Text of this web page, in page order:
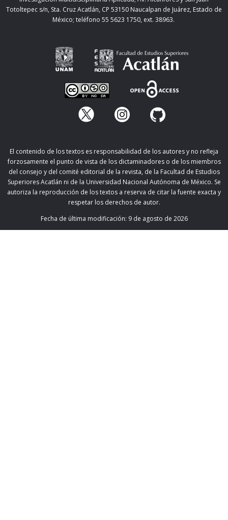
Totoltepec s/n, Sta. Cruz Acatlán, CP 53150 Naucalpan de Juárez, Estado de
México; teléfono 55 5623 1750, ext. 38963.
El contenido de los textos es responsabilidad de los autores y no refleja
forzosamente el punto de vista de los dictaminadores o de los miembros
del consejo y del comité editorial de la revista, de la Facultad de Estudios
Superiores Acatlán ni de la Universidad Nacional Autónoma de México. Se
autoriza la reproducción de los textos a reserva de citar la fuente exacta y
respetar los derechos de autor.
Fecha de última modificación: 9 de agosto de 2026